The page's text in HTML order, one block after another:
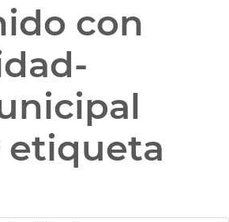
con
etiqueta